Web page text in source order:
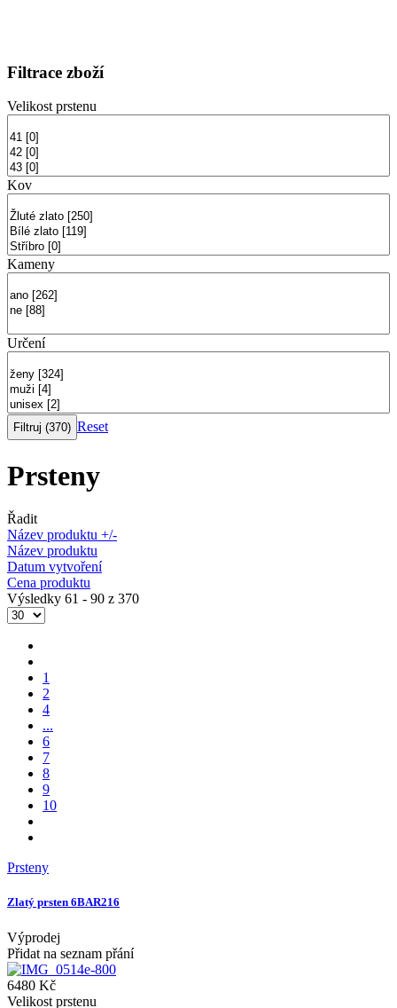
Filtrace zboží
Velikost prstenu
Kov
Kameny
Určení
Reset
Prsteny
Řadit
Název produktu +/-
Název produktu
Datum vytvoření
Cena produktu
Výsledky 61 - 90 z 370
1
2
4
...
6
7
8
9
10
Prsteny
Zlatý prsten 6BAR216
Výprodej
Přidat na seznam přání
6480 Kč
Velikost prstenu